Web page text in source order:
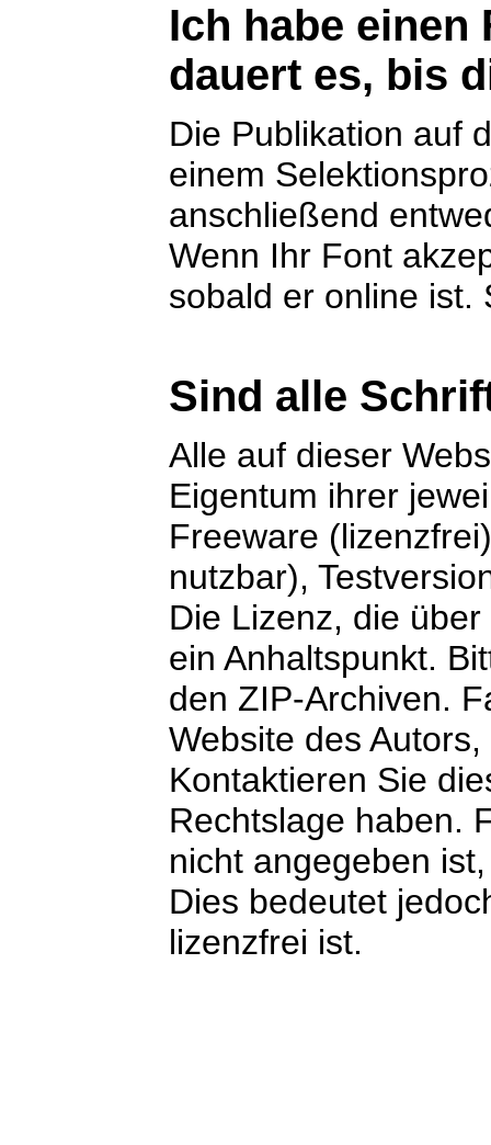
Ich habe einen
dauert es, bis
Die Publikation auf
einem
anschließend
Wenn Ihr Font
sobald er online ist.
Sind alle
Alle auf dieser
Eigentum ihrer
Freeware
nutzbar),
Die Lizenz, die
ein Anhaltspunkt.
den ZIP-Archiven.
Website des
Kontaktieren Sie
Rechtslage haben.
nicht angegeben
Dies bedeutet
lizenzfrei ist.